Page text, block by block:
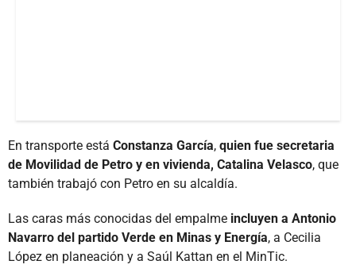
En transporte está Constanza García, quien fue secretaria
de Movilidad de Petro y en vivienda, Catalina Velasco, que
también trabajó con Petro en su alcaldía.
Las caras más conocidas del empalme incluyen a Antonio
Navarro del partido Verde en Minas y Energía, a Cecilia
López en planeación y a Saúl Kattan en el MinTic.